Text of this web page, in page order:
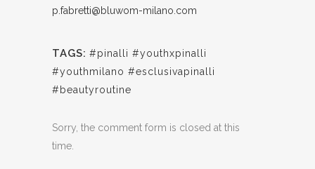
p.fabretti@bluwom-milano.com
TAGS: #pinalli #youthxpinalli
#youthmilano #esclusivapinalli
#beautyroutine
Sorry, the comment form is closed at this
time.